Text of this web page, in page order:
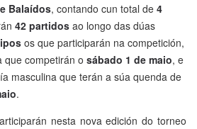
Balaídos, contando cun total de 4
42 partidos ao longo das dúas
os que participarán na competición,
que competirán o sábado 1 de maio, e
masculina que terán a súa quenda de
.
nesta nova edición do torneo